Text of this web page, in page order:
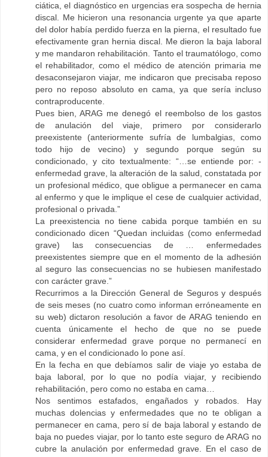
ciática, el diagnóstico en urgencias era sospecha de hernia
discal. Me hicieron una resonancia urgente ya que aparte
del dolor había perdido fuerza en la pierna, el resultado fue
efectivamente gran hernia discal. Me dieron la baja laboral
y me mandaron rehabilitación. Tanto el traumatólogo, como
el rehabilitador, como el médico de atención primaria me
desaconsejaron viajar, me indicaron que precisaba reposo
pero no reposo absoluto en cama, ya que sería incluso
contraproducente.
Pues bien, ARAG me denegó el reembolso de los gastos
de anulación del viaje, primero por considerarlo
preexistente (anteriormente sufría de lumbalgias, como
todo hijo de vecino) y segundo porque según su
condicionado, y cito textualmente: “…se entiende por: -
enfermedad grave, la alteración de la salud, constatada por
un profesional médico, que obligue a permanecer en cama
al enfermo y que le implique el cese de cualquier actividad,
profesional o privada.”
La preexistencia no tiene cabida porque también en su
condicionado dicen “Quedan incluidas (como enfermedad
grave) las consecuencias de … enfermedades
preexistentes siempre que en el momento de la adhesión
al seguro las consecuencias no se hubiesen manifestado
con carácter grave.”
Recurrimos a la Dirección General de Seguros y después
de seis meses (no cuatro como informan erróneamente en
su web) dictaron resolución a favor de ARAG teniendo en
cuenta únicamente el hecho de que no se puede
considerar enfermedad grave porque no permanecí en
cama, y en el condicionado lo pone así.
En la fecha en que debíamos salir de viaje yo estaba de
baja laboral, por lo que no podía viajar, y recibiendo
rehabilitación, pero como no estaba en cama…
Nos sentimos estafados, engañados y robados. Hay
muchas dolencias y enfermedades que no te obligan a
permanecer en cama, pero sí de baja laboral y estando de
baja no puedes viajar, por lo tanto este seguro de ARAG no
cubre la anulación por enfermedad grave. En el caso de